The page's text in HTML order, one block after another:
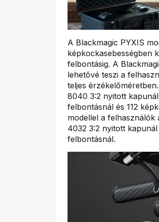
A Blackmagic PYXIS
képkockasebességben
felbontásig. A
lehetővé teszi a
teljes
8040 3:2 nyitott
felbontásnál és 112
modellel a
4032 3:2 nyitott
felbontásnál.